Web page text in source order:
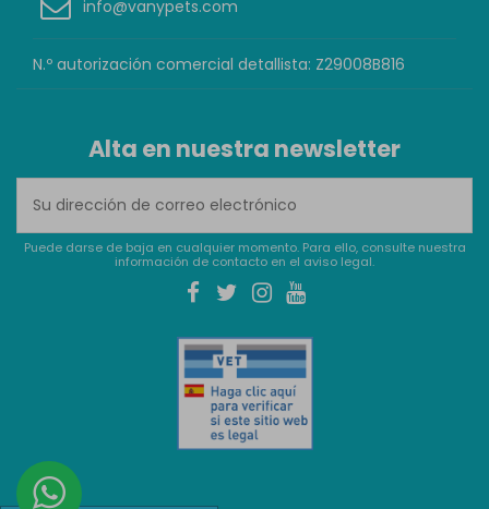
info@vanypets.com
N.º autorización comercial detallista: Z29008B816
Alta en nuestra newsletter
Puede darse de baja en cualquier momento. Para ello, consulte nuestra
información de contacto en el aviso legal.